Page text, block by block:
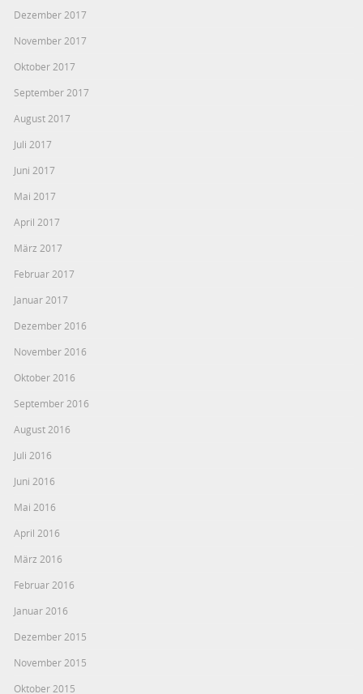
Dezember 2017
November 2017
Oktober 2017
September 2017
August 2017
Juli 2017
Juni 2017
Mai 2017
April 2017
März 2017
Februar 2017
Januar 2017
Dezember 2016
November 2016
Oktober 2016
September 2016
August 2016
Juli 2016
Juni 2016
Mai 2016
April 2016
März 2016
Februar 2016
Januar 2016
Dezember 2015
November 2015
Oktober 2015